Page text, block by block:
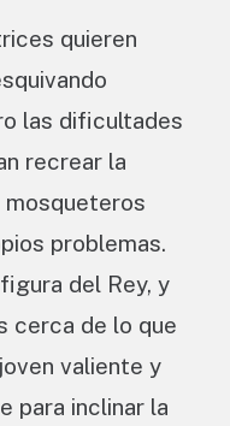
quieren
las dificultades
recrear la
mosqueteros
problemas.
del Rey, y
cerca de lo que
valiente y
para inclinar la